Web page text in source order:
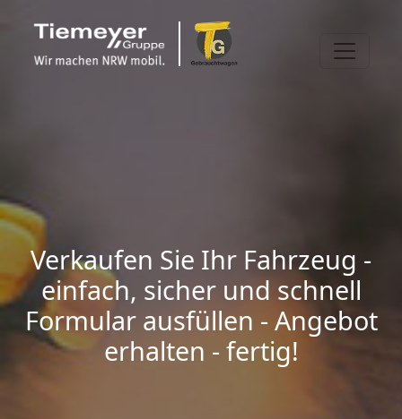
Verkaufen Sie Ihr Fahrzeug -
einfach, sicher und schnell
Formular ausfüllen - Angebot
erhalten - fertig!